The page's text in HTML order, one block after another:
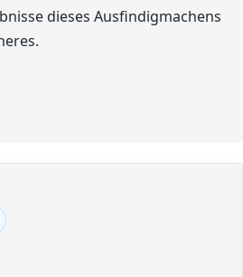
dieses Ausfindigmachens